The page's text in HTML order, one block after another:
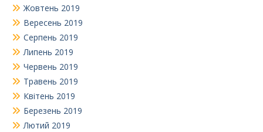
Жовтень 2019
Вересень 2019
Серпень 2019
Липень 2019
Червень 2019
Травень 2019
Квітень 2019
Березень 2019
Лютий 2019